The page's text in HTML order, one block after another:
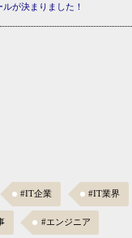
が決まりました！
#IT企業 #IT業界
#エンジニア